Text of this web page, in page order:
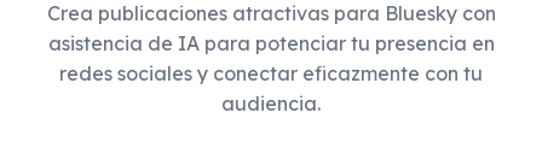
Crea publicaciones atractivas para Bluesky con
asistencia de IA para potenciar tu presencia en
redes sociales y conectar eficazmente con tu
audiencia.